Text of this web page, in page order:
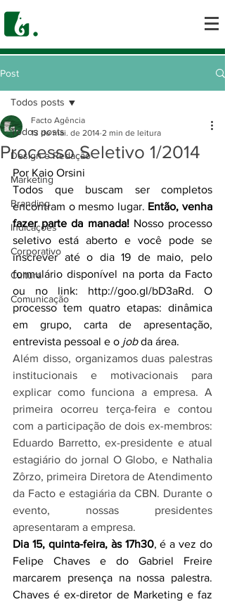
Post
Todos posts
Design e Redação
Marketing
Branding
Indicações
Corporativo
Cultura
Comunicação
Todos posts
Processo Seletivo 1/2014
Facto Agência
13 de mai. de 2014 2 min de leitura
Por Kaio Orsini
Todos que buscam ser completos
encontram o mesmo lugar. Então, venha
fazer parte da manada! Nosso processo
seletivo está aberto e você pode se
inscrever até o dia 19 de maio, pelo
formulário disponível na porta da Facto
ou no link: http://goo.gl/bD3aRd. O
processo tem quatro etapas: dinâmica
em grupo, carta de apresentação,
entrevista pessoal e o job da área.
Além disso, organizamos duas palestras
institucionais e motivacionais para
explicar como funciona a empresa. A
primeira ocorreu terça-feira e contou
com a participação de dois ex-membros:
Eduardo Barretto, ex-presidente e atual
estagiário do jornal O Globo, e Nathalia
Zôrzo, primeira Diretora de Atendimento
da Facto e estagiária da CBN. Durante o
evento, nossas presidentes
apresentaram a empresa.
Dia 15, quinta-feira, às 17h30, é a vez do
Felipe Chaves e do Gabriel Freire
marcarem presença na nossa palestra.
Chaves é ex-diretor de Marketing e faz